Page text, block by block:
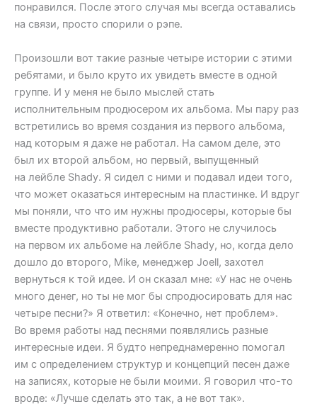
понравился. После этого случая мы всегда оставались
на связи, просто спорили о рэпе.
Произошли вот такие разные четыре истории с этими
ребятами, и было круто их увидеть вместе в одной
группе. И у меня не было мыслей стать
исполнительным продюсером их альбома. Мы пару раз
встретились во время создания из первого альбома,
над которым я даже не работал. На самом деле, это
был их второй альбом, но первый, выпущенный
на лейбле Shady. Я сидел с ними и подавал идеи того,
что может оказаться интересным на пластинке. И вдруг
мы поняли, что что им нужны продюсеры, которые бы
вместе продуктивно работали. Этого не случилось
на первом их альбоме на лейбле Shady, но, когда дело
дошло до второго, Mike, менеджер Joell, захотел
вернуться к той идее. И он сказал мне: «У нас не очень
много денег, но ты не мог бы спродюсировать для нас
четыре песни?» Я ответил: «Конечно, нет проблем».
Во время работы над песнями появлялись разные
интересные идеи. Я будто непреднамеренно помогал
им с определением структур и концепций песен даже
на записях, которые не были моими. Я говорил что-то
вроде: «Лучше сделать это так, а не вот так».